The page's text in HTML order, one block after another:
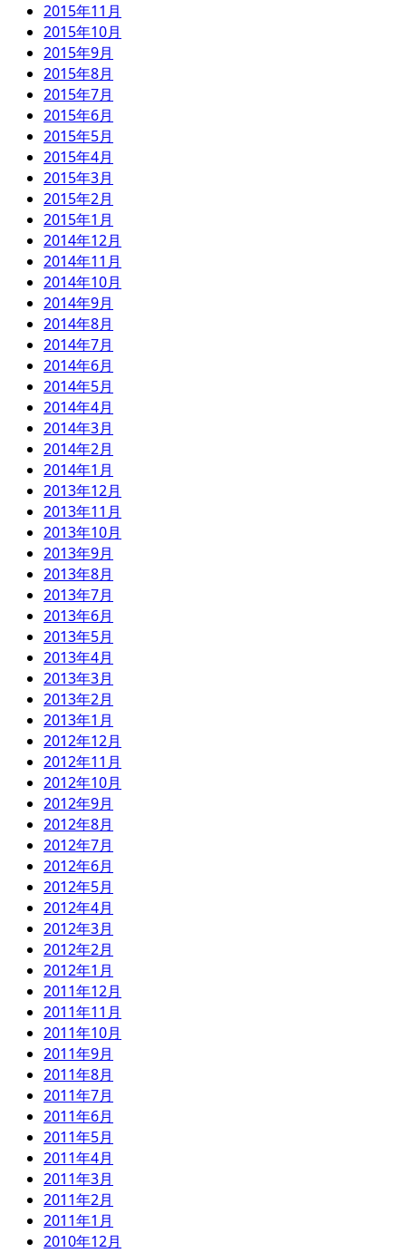
2015年11月
2015年10月
2015年9月
2015年8月
2015年7月
2015年6月
2015年5月
2015年4月
2015年3月
2015年2月
2015年1月
2014年12月
2014年11月
2014年10月
2014年9月
2014年8月
2014年7月
2014年6月
2014年5月
2014年4月
2014年3月
2014年2月
2014年1月
2013年12月
2013年11月
2013年10月
2013年9月
2013年8月
2013年7月
2013年6月
2013年5月
2013年4月
2013年3月
2013年2月
2013年1月
2012年12月
2012年11月
2012年10月
2012年9月
2012年8月
2012年7月
2012年6月
2012年5月
2012年4月
2012年3月
2012年2月
2012年1月
2011年12月
2011年11月
2011年10月
2011年9月
2011年8月
2011年7月
2011年6月
2011年5月
2011年4月
2011年3月
2011年2月
2011年1月
2010年12月